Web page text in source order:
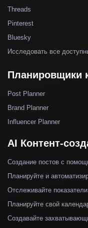
Threads
Pinterest
Bluesky
Исследовать все
Планировщики
Post Planner
Brand Planner
Influencer Planner
AI Контент-
Создание постов с
Планируйте и
Отслеживайте
Планируйте свой
Создавайте